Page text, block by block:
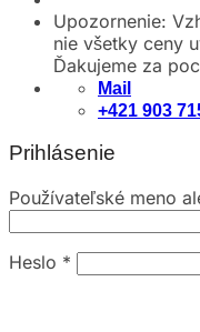
Upozornenie:
nie všetky ceny
Ďakujeme za
Mail
+421 903
Prihlásenie
Používateľské meno
Heslo *